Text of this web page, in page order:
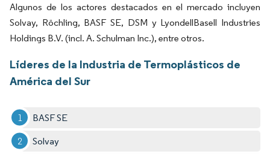
Algunos de los actores destacados en el mercado incluyen
Solvay, Röchling, BASF SE, DSM y LyondellBasell Industries
Holdings B.V. (incl. A. Schulman Inc.), entre otros.
Líderes de la Industria de Termoplásticos de
América del Sur
BASF SE
Solvay